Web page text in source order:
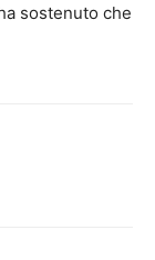
sostenuto che